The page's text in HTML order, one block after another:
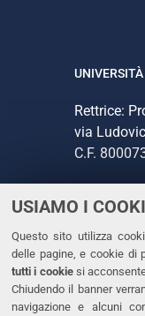
USIAMO I
Questo sito utilizza
delle pagine, e cookie di
tutti i cookiesi
Chiudendo il banner
navigazione e alcuni
Rettrice:
via
C.F.
CONTATTI
Tel. +39
Fax. +39
PEC